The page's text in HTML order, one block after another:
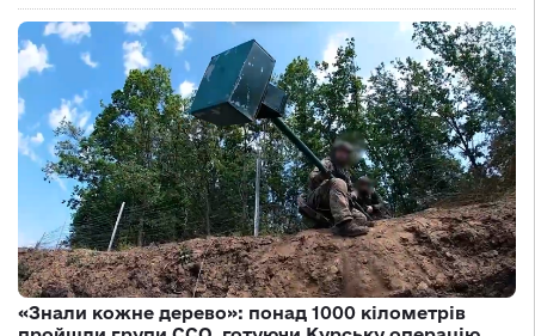
«Знали кожне дерево»: понад 1000 кілометрів